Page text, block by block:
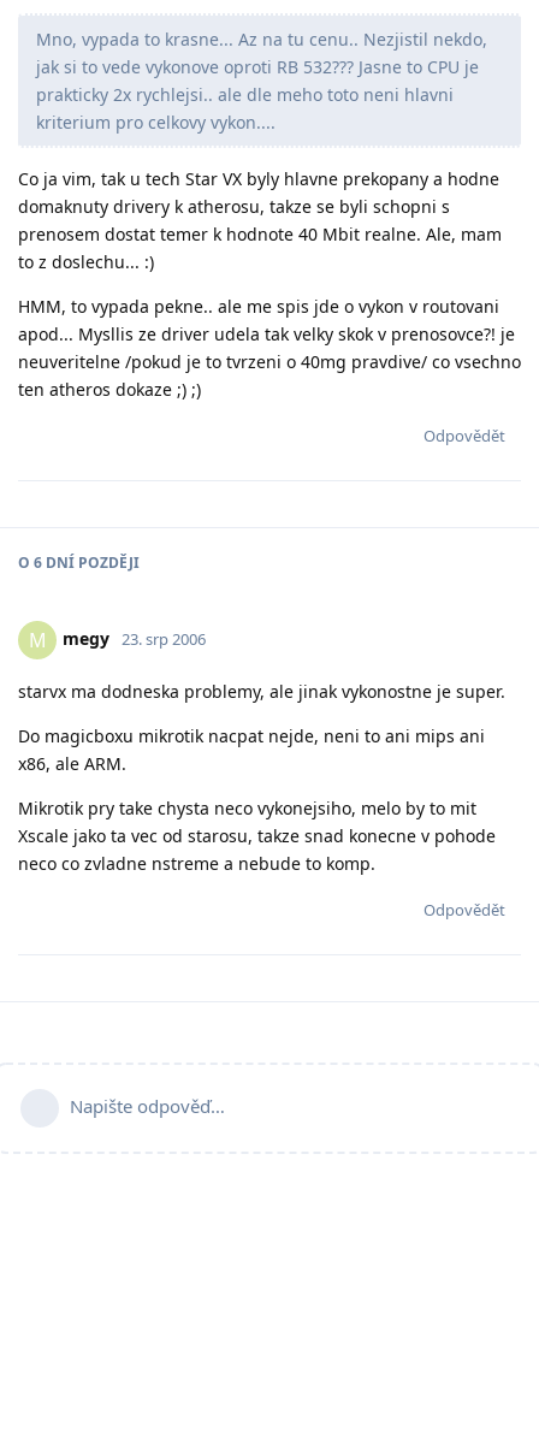
Mno, vypada to krasne... Az na tu cenu.. Nezjistil nekdo,
jak si to vede vykonove oproti RB 532??? Jasne to CPU je
prakticky 2x rychlejsi.. ale dle meho toto neni hlavni
kriterium pro celkovy vykon....
Co ja vim, tak u tech Star VX byly hlavne prekopany a hodne
domaknuty drivery k atherosu, takze se byli schopni s
prenosem dostat temer k hodnote 40 Mbit realne. Ale, mam
to z doslechu... :)
HMM, to vypada pekne.. ale me spis jde o vykon v routovani
apod... Mysllis ze driver udela tak velky skok v prenosovce?! je
neuveritelne /pokud je to tvrzeni o 40mg pravdive/ co vsechno
ten atheros dokaze ;) ;)
Odpovědět
O 6 DNÍ POZDĚJI
M megy 23. srp 2006
starvx ma dodneska problemy, ale jinak vykonostne je super.
Do magicboxu mikrotik nacpat nejde, neni to ani mips ani
x86, ale ARM.
Mikrotik pry take chysta neco vykonejsiho, melo by to mit
Xscale jako ta vec od starosu, takze snad konecne v pohode
neco co zvladne nstreme a nebude to komp.
Odpovědět
Napište odpověď…